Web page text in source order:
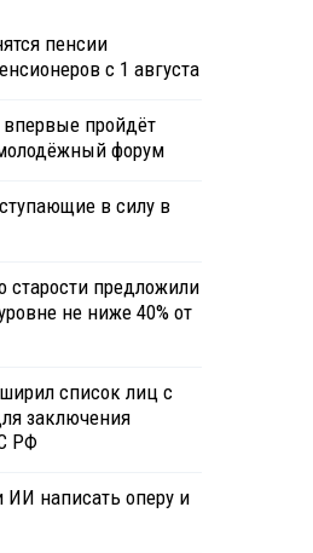
пенсии
с 1 августа
впервые пройдёт
форум
в силу в
старости предложили
не ниже 40% от
список лиц с
заключения
РФ
ИИ написать оперу и